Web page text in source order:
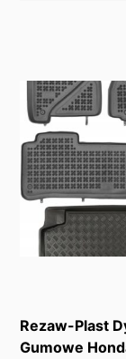
Rezaw-Plast
Gumowe